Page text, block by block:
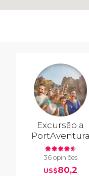
Excursão a
PortAventura
36 opiniões
US$80,2